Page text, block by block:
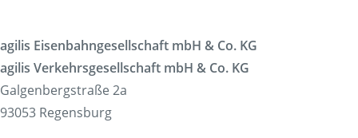
agilis Eisenbahngesellschaft mbH & Co. KG
agilis Verkehrsgesellschaft mbH & Co. KG
Galgenbergstraße 2a
93053 Regensburg